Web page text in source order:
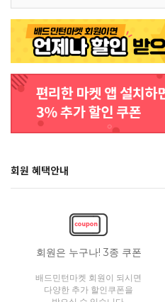
회원 혜택안내
회원은 누구나! 3종 쿠폰
배드민턴마켓 회원이 되시면
다양한 추가 할인쿠폰을